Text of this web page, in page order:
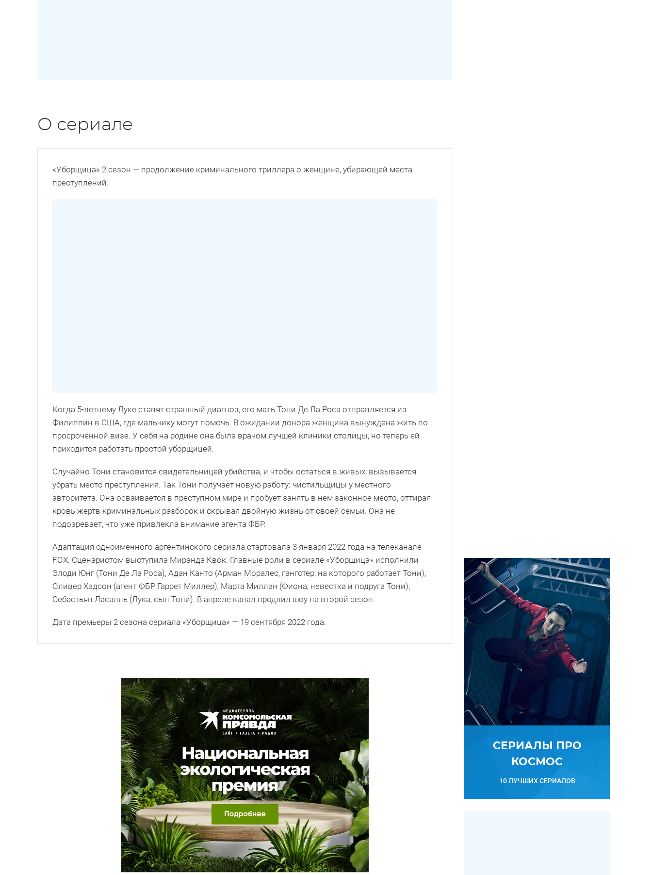
О сериале
«Уборщица» 2 сезон — продолжение криминального триллера о женщине, убирающей места
преступлений.
Когда 5-летнему Луке ставят страшный диагноз, его мать Тони Де Ла Роса отправляется из
Филиппин в США, где мальчику могут помочь. В ожидании донора женщина вынуждена жить по
просроченной визе. У себя на родине она была врачом лучшей клиники столицы, но теперь ей
приходится работать простой уборщицей.
Случайно Тони становится свидетельницей убийства, и чтобы остаться в живых, вызывается
убрать место преступления. Так Тони получает новую работу: чистильщицы у местного
авторитета. Она осваивается в преступном мире и пробует занять в нем законное место, оттирая
кровь жертв криминальных разборок и скрывая двойную жизнь от своей семьи. Она не
подозревает, что уже привлекла внимание агента ФБР.
Адаптация одноименного аргентинского сериала стартовала 3 января 2022 года на телеканале
FOX. Сценаристом выступила Миранда Квок. Главные роли в сериале «Уборщица» исполнили
Элоди Юнг (Тони Де Ла Роса), Адан Канто (Арман Моралес, гангстер, на которого работает Тони),
Оливер Хадсон (агент ФБР Гаррет Миллер), Марта Миллан (Фиона, невестка и подруга Тони),
Себастьян Ласалль (Лука, сын Тони). В апреле канал продлил шоу на второй сезон.
Дата премьеры 2 сезона сериала «Уборщица» — 19 сентября 2022 года.
СЕРИАЛЫ ПРО
КОСМОС
10 ЛУЧШИХ СЕРИАЛОВ